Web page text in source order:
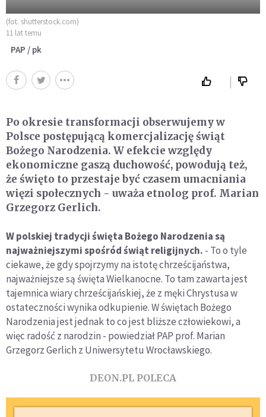
(fot. shutterstock.com)
11 lat temu
PAP / pk
Po okresie transformacji obserwujemy w
Polsce postępującą komercjalizację świąt
Bożego Narodzenia. W efekcie względy
ekonomiczne gaszą duchowość, powodują też,
że święto to przestaje być czasem umacniania
więzi społecznych - uważa etnolog prof. Marian
Grzegorz Gerlich.
W polskiej tradycji święta Bożego Narodzenia są
najważniejszymi spośród świąt religijnych. - To o tyle
ciekawe, że gdy spojrzymy na istotę chrześcijaństwa,
najważniejsze są święta Wielkanocne. To tam zawarta jest
tajemnica wiary chrześcijańskiej, że z męki Chrystusa w
ostateczności wynika odkupienie. W świętach Bożego
Narodzenia jest jednak to co jest bliższe człowiekowi, a
więc radość z narodzin - powiedział PAP prof. Marian
Grzegorz Gerlich z Uniwersytetu Wrocławskiego.
DEON.PL POLECA